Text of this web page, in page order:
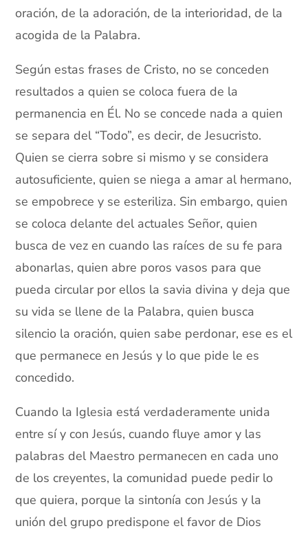
oración, de la adoración, de la interioridad, de la
acogida de la Palabra.
Según estas frases de Cristo, no se conceden
resultados a quien se coloca fuera de la
permanencia en Él. No se concede nada a quien
se separa del “Todo”, es decir, de Jesucristo.
Quien se cierra sobre si mismo y se considera
autosuficiente, quien se niega a amar al hermano,
se empobrece y se esteriliza. Sin embargo, quien
se coloca delante del actuales Señor, quien
busca de vez en cuando las raíces de su fe para
abonarlas, quien abre poros vasos para que
pueda circular por ellos la savia divina y deja que
su vida se llene de la Palabra, quien busca
silencio la oración, quien sabe perdonar, ese es el
que permanece en Jesús y lo que pide le es
concedido.
Cuando la Iglesia está verdaderamente unida
entre sí y con Jesús, cuando fluye amor y las
palabras del Maestro permanecen en cada uno
de los creyentes, la comunidad puede pedir lo
que quiera, porque la sintonía con Jesús y la
unión del grupo predispone el favor de Dios